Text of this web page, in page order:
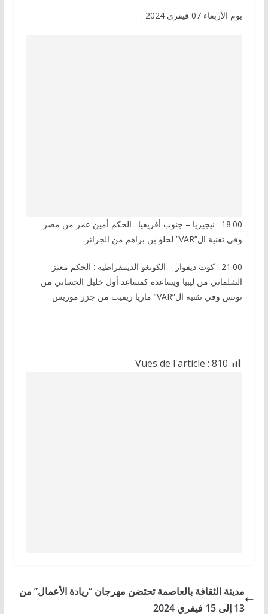
يوم الأربعاء 07 فيفري 2024 :
18.00 : نيجيريا – جنوب أفريقيا : الحكم أمين عمر من مصر
وفي تقنية ال”VAR” لحلو بن براهم من الجزائر.
21.00 : كوت ديفوار – الكونغو الديمقراطية : الحكم معتز
الشلماني من ليبيا ويساعده كمساعد أول خليل الحساني من
تونس وفي تقنية ال”VAR” ماريا ريفيت من جزر موريس.
Vues de l'article : 810
مدينة الثقافة بالعاصمة تحتضن مهرجان “ريادة الأعمال” من
13 إلى 15 فيفري 2024